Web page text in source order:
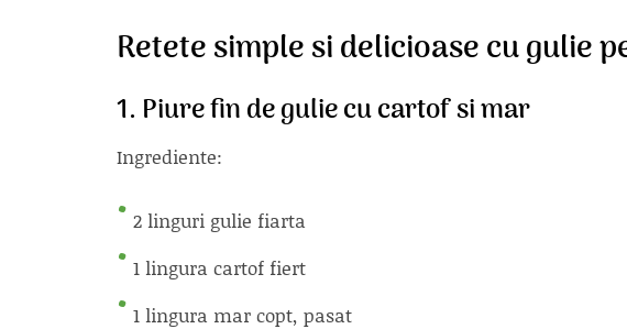
Retete simple si delicioase cu gulie
1. Piure fin de gulie cu cartof si mar
Ingrediente:
2 linguri gulie fiarta
1 lingura cartof fiert
1 lingura mar copt, pasat